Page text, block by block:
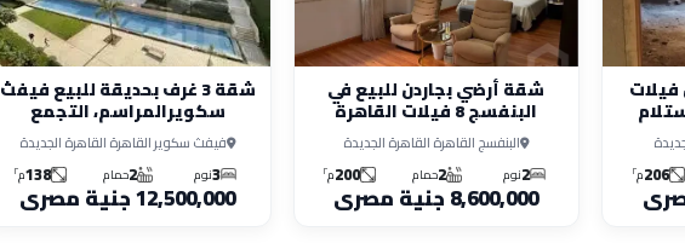
206م٢
شقة أرضي بجاردن للبيع في
البنفسج 8 فيلات القاهرة
الجديدة
البنفسج القاهرة القاهرة الجديدة
2نوم 2حمام 200م٢
8,600,000 جنية مصرى
شقة 3 غرف بحديقة للبيع فيفث
سكويرالمراسم، التجمع
الخامس
فيفث سكوير القاهرة القاهرة الجديدة
3نوم 2حمام 138م٢
12,500,000 جنية مصرى